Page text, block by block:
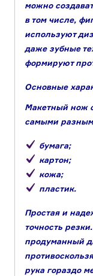
можно
в том числе,
используют
даже зубные
формируют
Основные
Макетный нож
самыми
бумага;
картон;
кожа;
пластик.
Простая и
точность
продуманный
рука гораздо